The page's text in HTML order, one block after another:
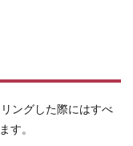
ングした際にはすべ
す。